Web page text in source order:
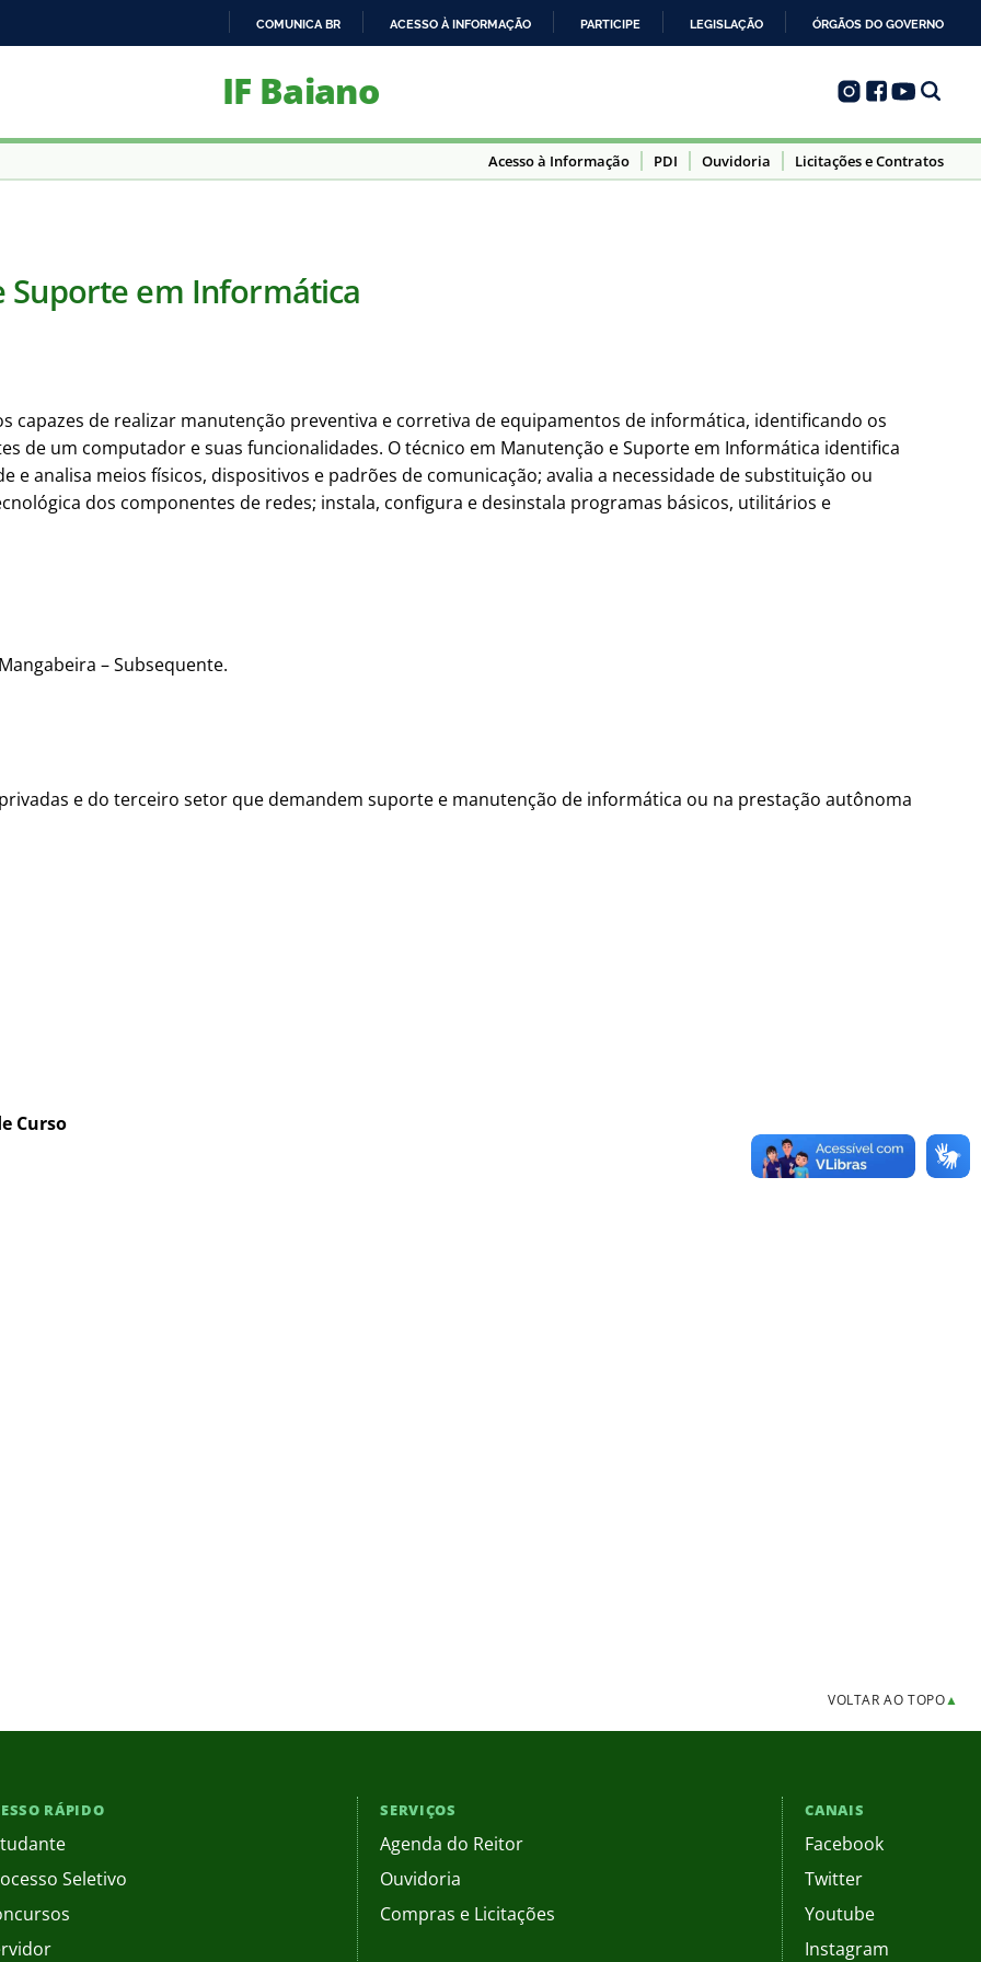
PARA
COMUNICA BR ACESSO À INFORMAÇÃO PARTICIPE LEGISLAÇÃO ÓRGÃOS DO GOVERNO
IF Baiano
Acesso à Informação PDI Ouvidoria Licitações e Contratos
Suporte em Informática
capazes de realizar manutenção preventiva e corretiva de equipamentos de informática, identificando os
de um computador e suas funcionalidades. O técnico em Manutenção e Suporte em Informática identifica
e analisa meios físicos, dispositivos e padrões de comunicação; avalia a necessidade de substituição ou
dos componentes de redes; instala, configura e desinstala programas básicos, utilitários e
– Subsequente.
e do terceiro setor que demandem suporte e manutenção de informática ou na prestação autônoma
Curso
VOLTAR AO TOPO▲
RÁPIDO
Seletivo
SERVIÇOS
Agenda do Reitor
Ouvidoria
Compras e Licitações
CANAIS
Facebook
Twitter
Youtube
Instagram